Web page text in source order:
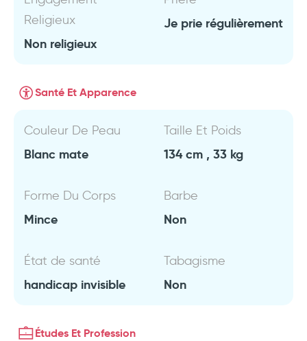
Religieux
Non religieux
Je prie régulièrement
Santé Et Apparence
Couleur De Peau
Blanc mate
Taille Et Poids
134 cm , 33 kg
Forme Du Corps
Mince
Barbe
Non
État de santé
handicap invisible
Tabagisme
Non
Études Et Profession